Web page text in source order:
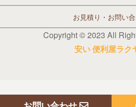
お見積り・お問い
Copyright © 2023 All
安い 便利屋ラク